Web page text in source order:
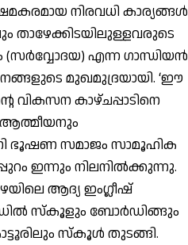
നിരവധി കാര്യങ്ങള്‍
എന്ന ഗാന്ധിയന്‍
മുഖമുദ്രയായി. ‘ഈ
കാഴ്ചപ്പാടിനെ
ആത്മീയനും
ഭൂഷണ സമാജം സാമൂഹിക
ഇന്നും നിലനില്‍ക്കുന്നു.
ആദ്യ ഇംഗ്ലീഷ്
സ്‌കൂളും ബോര്‍ഡിങ്ങും
സ്‌കൂള്‍ തുടങ്ങി.